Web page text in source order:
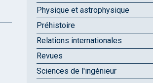
Physique et astrophysique
Préhistoire
Relations internationales
Revues
Sciences de l'ingénieur